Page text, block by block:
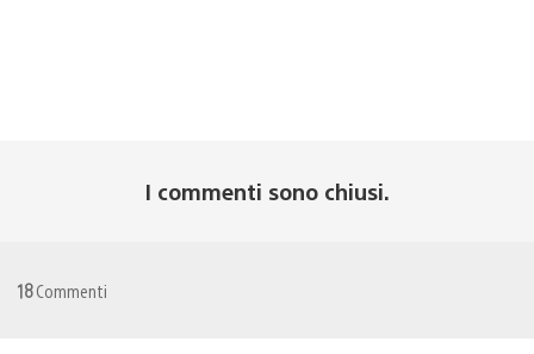
I commenti sono chiusi.
18Commenti